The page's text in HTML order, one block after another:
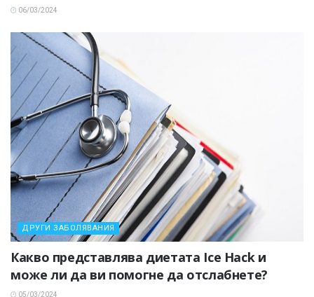
06/03/2024
ДРУГИ ЗАБОЛЯВАНИЯ
Какво представлява диетата Ice Hack и
може ли да ви помогне да отслабнете?
05/03/2024